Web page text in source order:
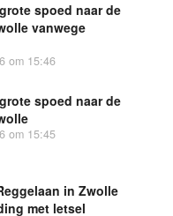
spoed naar de
vanwege
om 15:46
spoed naar de
om 15:45
in Zwolle
met letsel